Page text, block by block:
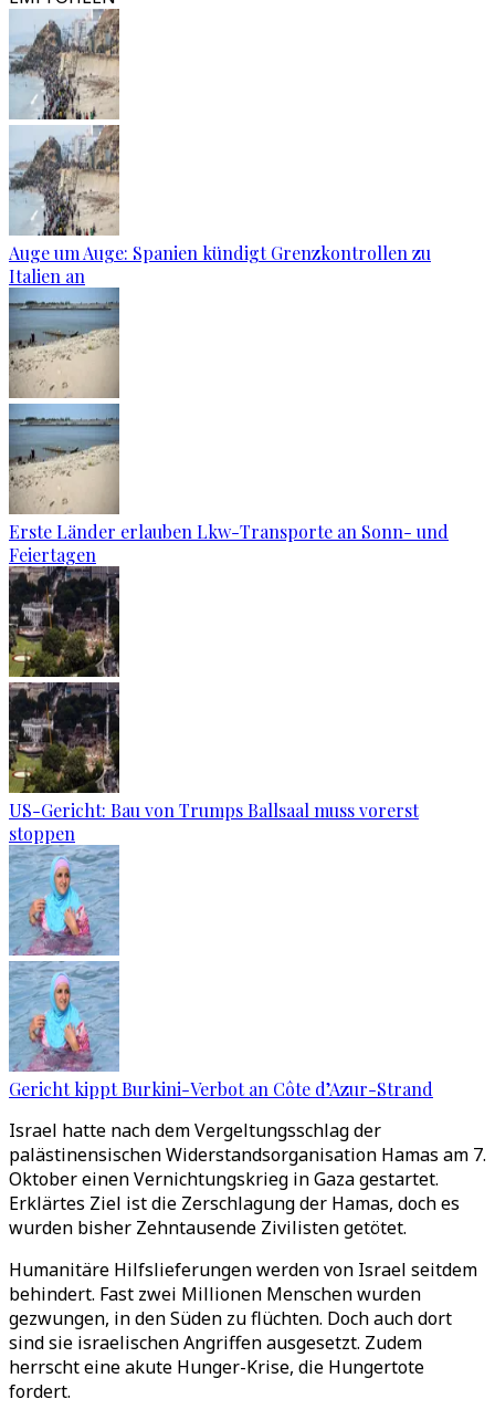
Auge um Auge: Spanien kündigt Grenzkontrollen zu
Italien an
Erste Länder erlauben Lkw-Transporte an Sonn- und
Feiertagen
US-Gericht: Bau von Trumps Ballsaal muss vorerst
stoppen
Gericht kippt Burkini-Verbot an Côte d’Azur-Strand
Israel hatte nach dem Vergeltungsschlag der
palästinensischen Widerstandsorganisation Hamas am 7.
Oktober einen Vernichtungskrieg in Gaza gestartet.
Erklärtes Ziel ist die Zerschlagung der Hamas, doch es
wurden bisher Zehntausende Zivilisten getötet.
Humanitäre Hilfslieferungen werden von Israel seitdem
behindert. Fast zwei Millionen Menschen wurden
gezwungen, in den Süden zu flüchten. Doch auch dort
sind sie israelischen Angriffen ausgesetzt. Zudem
herrscht eine akute Hunger-Krise, die Hungertote
fordert.